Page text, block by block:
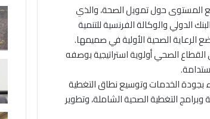
المستوى حول تمويل الصحة، والذي
الدولي والوكالة الفرنسية للتنمية
الرعاية الصحية الأولية في صميمها.
القطاع الصحي أولوية استراتيجية بوصفه
بجودة الخدمات وتوسيع نطاق التغطية
وبرامج التغطية الصحية الشاملة، وتطوير